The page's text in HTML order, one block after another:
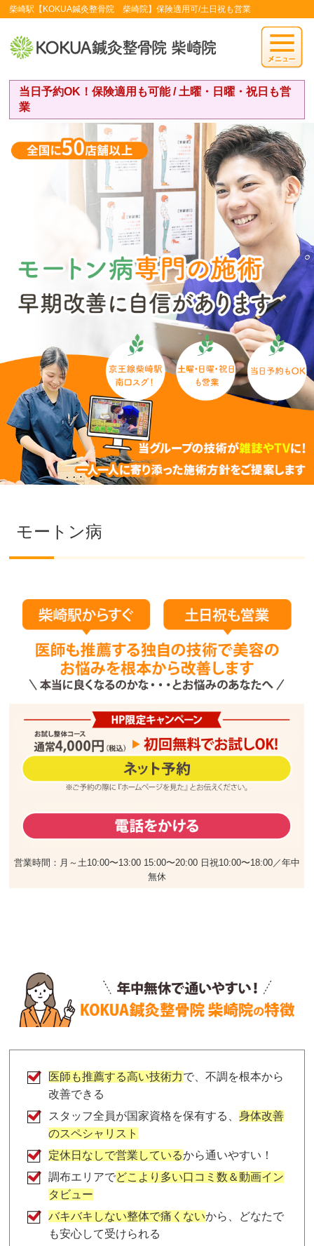
柴崎駅【KOKUA鍼灸整骨院 柴崎院】保険適用可/土日祝も営業
当日予約OK！保険適用も可能 / 土曜・日曜・祝日も営
業
モートン病
営業時間：月～土10:00〜13:00 15:00〜20:00 日祝10:00〜18:00／年中
無休
医師も推薦する高い技術力で、不調を根本から
改善できる
スタッフ全員が国家資格を保有する、身体改善
のスペシャリスト
定休日なしで営業しているから通いやすい！
調布エリアでどこより多い口コミ数＆動画イン
タビュー
バキバキしない整体で痛くないから、どなたで
も安心して受けられる